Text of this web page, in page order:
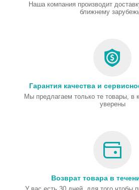
Наша компания производит
ближнему
Гарантия качества и
Мы предлагаем только те товары, в
уверены
Возврат товара в